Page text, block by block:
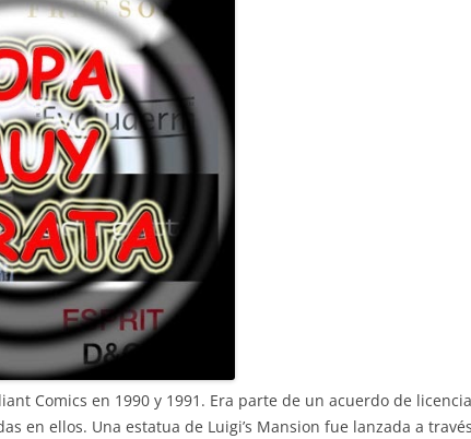
Comics en 1990 y 1991. Era parte de un acuerdo de
en ellos. Una estatua de Luigi’s Mansion fue lanzada a